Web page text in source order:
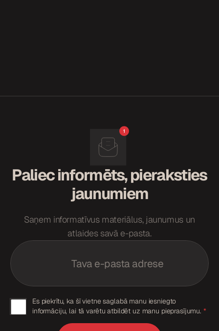
Paliec informēts, pieraksties
jaunumiem
Saņem informatīvus materiālus, jaunumus un
atlaides savā e-pasta.
m
a
i
E
a
G
D
Es piekrītu, ka šī vietne saglabā manu iesniegto
informāciju, lai tā varētu atbildēt uz manu pieprasījumu. *